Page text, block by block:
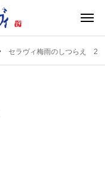
セラヴィ梅雨のしつらえ 2